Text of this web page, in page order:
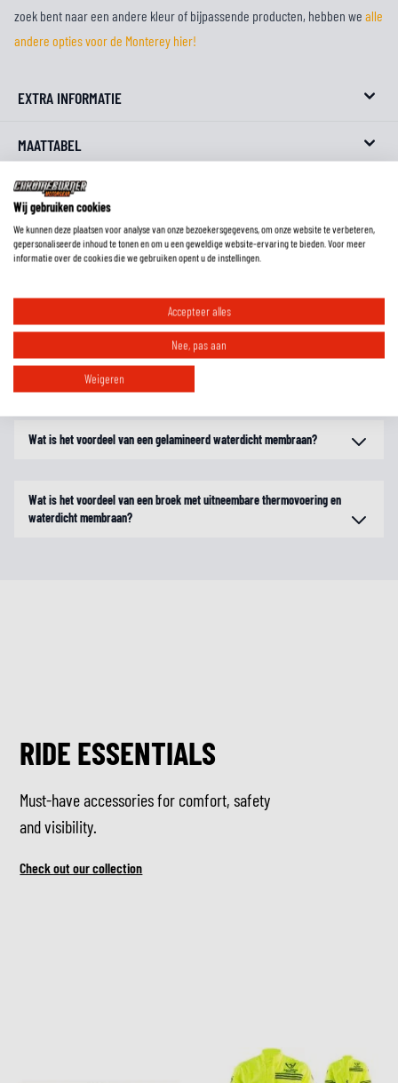
zoek bent naar een andere kleur of bijpassende producten, hebben we alle
andere opties voor de Monterey hier!
EXTRA INFORMATIE
MAATTABEL
REVIEWS
FAQ
Hoe weet ik wat de lengtemaat van een broek is?
Welke protectie zit er in deze broek?
Wat is het voordeel van een gelamineerd waterdicht membraan?
Wat is het voordeel van een broek met uitneembare thermovoering en
waterdicht membraan?
RIDE ESSENTIALS
Must-have accessories for comfort, safety
and visibility.
Check out our collection
Wij gebruiken cookies
We kunnen deze plaatsen voor analyse van onze bezoekersgegevens, om onze website te verbeteren,
gepersonaliseerde inhoud te tonen en om u een geweldige website-ervaring te bieden. Voor meer
informatie over de cookies die we gebruiken opent u de instellingen.
Accepteer alles
Nee, pas aan
Weigeren